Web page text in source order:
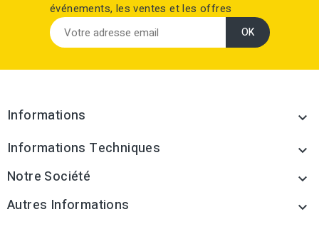
événements, les ventes et les offres
Informations 
Informations Techniques 
Notre Société 
Autres Informations 